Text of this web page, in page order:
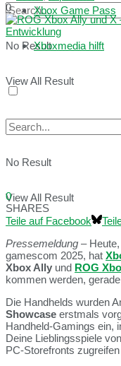
No Result
View All Result
Xbox Game Pass
Xboxmedia hilft
No Result
View All Result
0
0
SHARES
Teile auf Facebook
Pressemeldung –
gamescom 2025, hat
Xbox Ally und ROG
kommen werden,
Die Handhelds wurden
Showcase erstmals
Handheld-Gamings ein,
Deine Lieblingsspiele von
PC-Storefronts